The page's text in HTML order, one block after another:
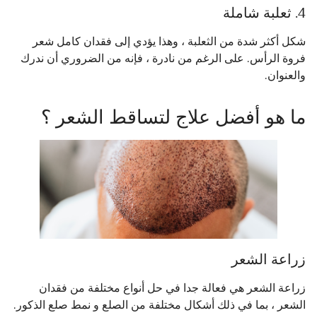
4. ثعلبة شاملة
شكل أكثر شدة من الثعلبة ، وهذا يؤدي إلى فقدان كامل شعر
فروة الرأس. على الرغم من نادرة ، فإنه من الضروري أن ندرك
والعنوان.
ما هو أفضل علاج لتساقط الشعر ؟
زراعة الشعر
زراعة الشعر هي فعالة جدا في حل أنواع مختلفة من فقدان
الشعر ، بما في ذلك أشكال مختلفة من الصلع و نمط صلع الذكور.